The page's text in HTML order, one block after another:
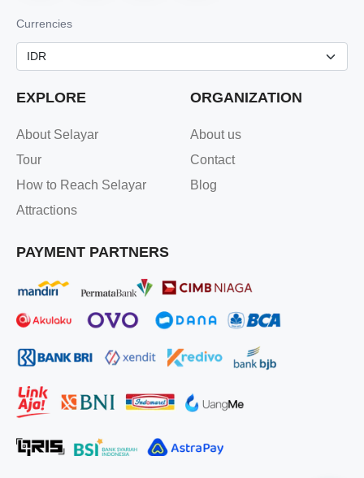
Currencies
EXPLORE
About Selayar
Tour
How to Reach Selayar
Attractions
ORGANIZATION
About us
Contact
Blog
PAYMENT PARTNERS